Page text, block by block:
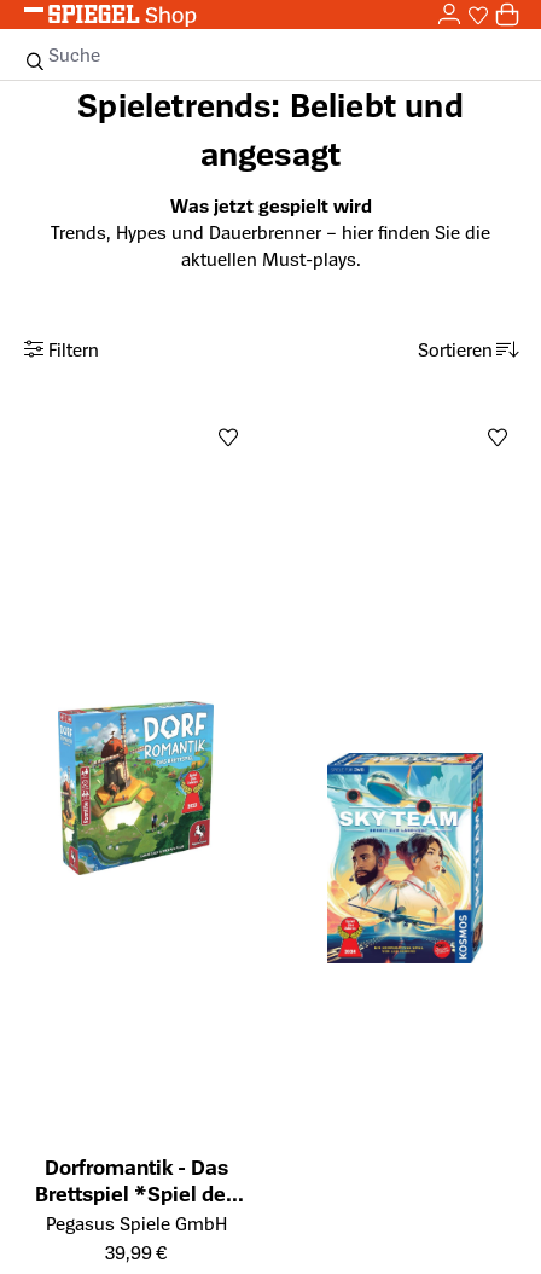
Zum Hauptinhalt springen 0
Suche
Spieletrends: Beliebt und
angesagt
Was jetzt gespielt wird
Trends, Hypes und Dauerbrenner – hier finden Sie die
aktuellen Must-plays.
Filtern Sortieren
Dorfromantik - Das
Brettspiel *Spiel des
Jahres 2023*
Öffnet die Detailseite des Produkts
Pegasus Spiele GmbH
39,99 €